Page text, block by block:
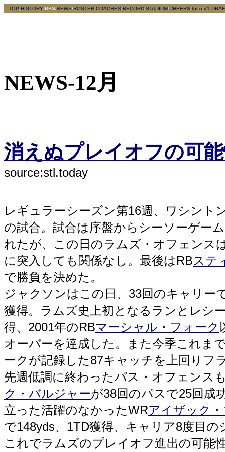
TOP/HISTORY/BBS/NEWS/ROSTER/COACHES/RECORD/STADIUM/CHEERS/tot.o/#1
NEWS-12月
消えぬプレイオフの可
source:stl.today
レギュラーシーズン第16週、ワシント
の試合。試合は序盤からシーソーゲー
れたが、この日のラムズ・オフェンス
に突入しても関係なし。最後はRBステ
で勝負を決めた。
ジャクソンはこの日、33回のキャリー
獲得。ラムズ史上初となるランとレシ
得、2001年のRBマーシャル・フォーク
オーバーを達成した。また今季これま
ークが記録した87キャッチを上回りフ
先週低調に終わったパス・オフェンス
ク・バルジャーが38回のパスで25回成
立った活躍のなかったWRアイザック
で148yds、1TD獲得、キャリア8度目
これでラムズのプレイオフ進出の可能